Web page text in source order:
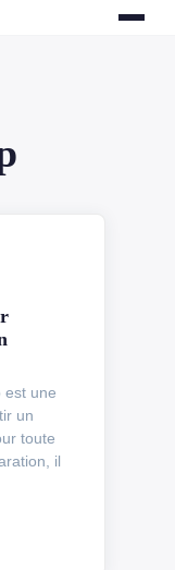
est une
un
toute
il